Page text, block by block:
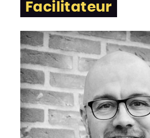
Facilitateur